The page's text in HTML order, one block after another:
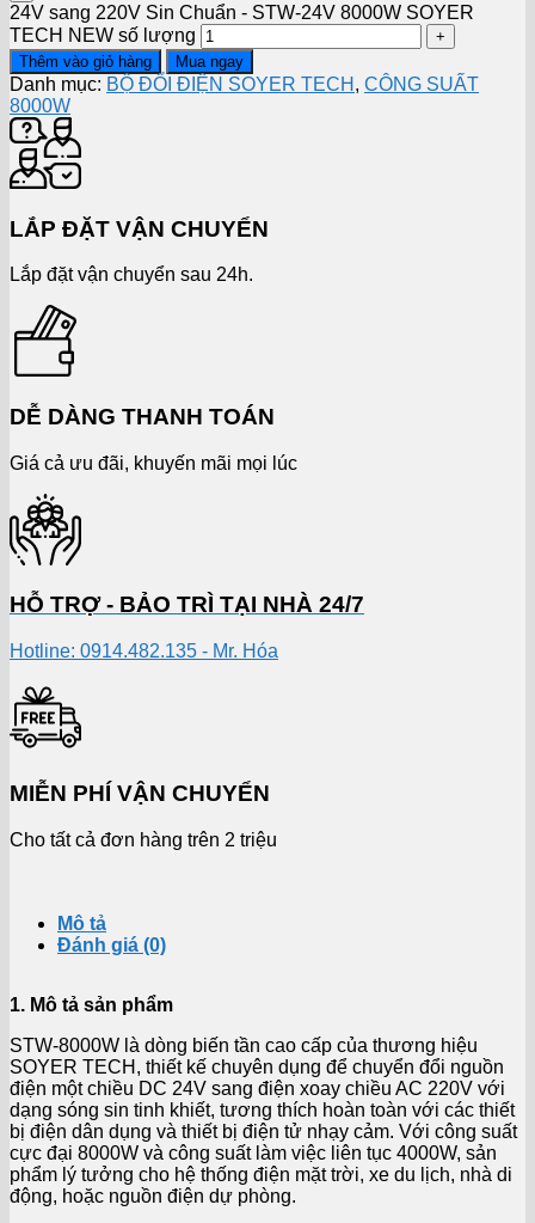
24V sang 220V Sin Chuẩn - STW-24V 8000W SOYER
TECH NEW số lượng
Thêm vào giỏ hàng Mua ngay
Danh mục: BỘ ĐỔI ĐIỆN SOYER TECH , CÔNG SUẤT
8000W
LẮP ĐẶT VẬN CHUYỂN
Lắp đặt vận chuyển sau 24h.
DỄ DÀNG THANH TOÁN
Giá cả ưu đãi, khuyến mãi mọi lúc
HỖ TRỢ - BẢO TRÌ TẠI NHÀ 24/7
Hotline: 0914.482.135 - Mr. Hóa
MIỄN PHÍ VẬN CHUYỂN
Cho tất cả đơn hàng trên 2 triệu
Mô tả
Đánh giá (0)
1. Mô tả sản phẩm
STW-8000W là dòng biến tần cao cấp của thương hiệu
SOYER TECH, thiết kế chuyên dụng để chuyển đổi nguồn
điện một chiều DC 24V sang điện xoay chiều AC 220V với
dạng sóng sin tinh khiết, tương thích hoàn toàn với các thiết
bị điện dân dụng và thiết bị điện tử nhạy cảm. Với công suất
cực đại 8000W và công suất làm việc liên tục 4000W, sản
phẩm lý tưởng cho hệ thống điện mặt trời, xe du lịch, nhà di
động, hoặc nguồn điện dự phòng.